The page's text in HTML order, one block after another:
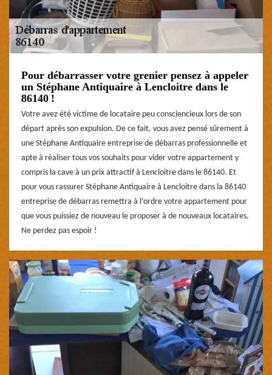
Pour débarrasser votre grenier pensez à appeler
un Stéphane Antiquaire à Lencloitre dans le
86140 !
Votre avez été victime de locataire peu consciencieux lors de son
départ après son expulsion. De ce fait, vous avez pensé sûrement à
une Stéphane Antiquaire entreprise de débarras professionnelle et
apte à réaliser tous vos souhaits pour vider votre appartement y
compris la cave à un prix attractif à Lencloitre dans le 86140. Et
pour vous rassurer Stéphane Antiquaire à Lencloitre dans la 86140
entreprise de débarras remettra à l’ordre votre appartement pour
que vous puissiez de nouveau le proposer à de nouveaux locataires.
Ne perdez pas espoir !